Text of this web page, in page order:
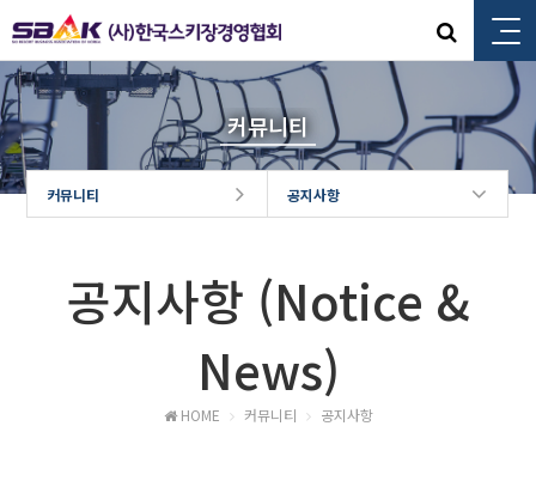
커뮤니티
커뮤니티 공지사항
공지사항 (Notice &
News)
HOME 커뮤니티 공지사항